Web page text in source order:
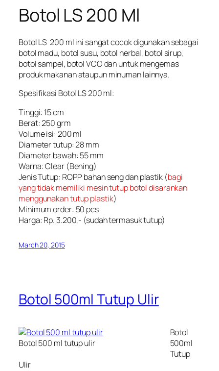
Botol LS 200 Ml
Botol LS 200 ml ini sangat cocok digunakan sebagai
botol madu, botol susu, botol herbal, botol sirup,
botol sampel, botol VCO dan untuk mengemas
produk makanan ataupun minuman lainnya.
Spesifikasi Botol LS 200 ml:
Tinggi: 15 cm
Berat: 250 grm
Volume isi: 200 ml
Diameter tutup: 28 mm
Diameter bawah: 55 mm
Warna: Clear (Bening)
Jenis Tutup: ROPP bahan seng dan plastik (bagi
yang tidak memiliki mesin tutup botol disarankan
menggunakan tutup plastik)
Minimum order: 50 pcs
Harga: Rp. 3.200,- (sudah termasuk tutup)
March 20, 2015
Botol 500ml Tutup Ulir
Botol 500 ml tutup ulir
Botol
500ml
Tutup
Ulir